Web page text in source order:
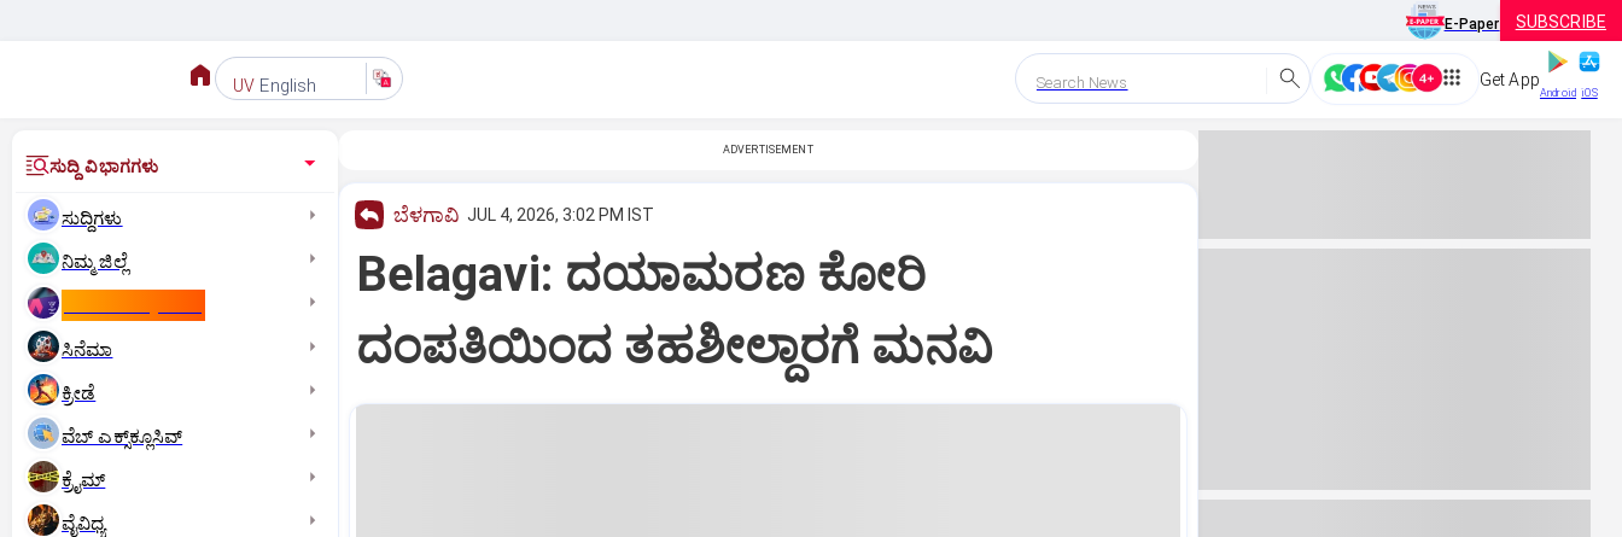
E-Paper SUBSCRIBE
UV English Search News Get App
Android iOS
ಸುದ್ದಿ ವಿಭಾಗಗಳು
ಸುದ್ದಿಗಳು
ನಿಮ್ಮ ಜಿಲ್ಲೆ
ಸಿನೆಮಾ
ಕ್ರೀಡೆ
ವೆಬ್ ಎಕ್ಸ್‌ಕ್ಲೂಸಿವ್
ಕ್ರೈಮ್
ವೈವಿಧ್ಯ
ADVERTISEMENT
ಬೆಳಗಾವಿ JUL 4, 2026, 3:02 PM IST
Belagavi: ದಯಾಮರಣ ಕೋರಿ
ದಂಪತಿಯಿಂದ ತಹಶೀಲ್ದಾರಗೆ ಮನವಿ